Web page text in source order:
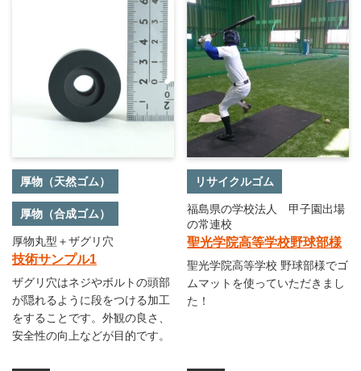
厚物（天然ゴム）
厚物（合成ゴム）
厚物丸型＋ザグリ穴
技術サンプル1
ザグリ穴はネジやボルトの頭部
が隠れるように段をつける加工
をすることです。外観の良さ、
安全性の向上などが目的です。
リサイクルゴム
福島県の学校法人 甲子園出場
の常連校
聖光学院高等学校野球部様
聖光学院高等学校 野球部様でゴ
ムマットを使っていただきまし
た！